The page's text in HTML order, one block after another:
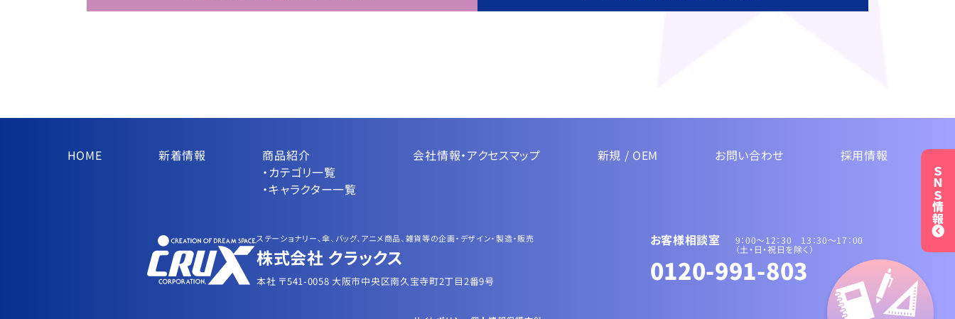
ＳＮＳ情報
HOME 新着情報
商品紹介
・カテゴリ一覧
・キャラクター一覧
会社情報・アクセスマップ 新規 / OEM お問い合わせ 採用情報
ステーショナリー、傘、バッグ、アニメ商品、雑貨等の企画・デザイン・製造・販売
株式会社 クラックス
本社 〒541-0058 大阪市中央区南久宝寺町2丁目2番9号
お客様相談室
0120-991-803
9：00～12：30 13：30〜17：00
（土・日・祝日を除く）